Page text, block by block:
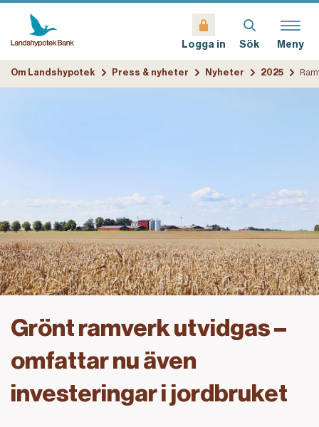
Logga in Sök Meny
Om Landshypotek Press & nyheter Nyheter 2025
Grönt ramverk utvidgas –
omfattar nu även
investeringar i jordbruket